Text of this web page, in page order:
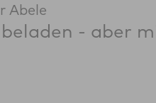
Abele
- aber